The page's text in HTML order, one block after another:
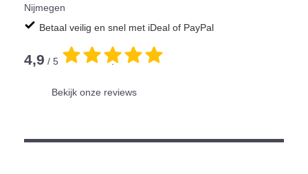
Nijmegen
Betaal veilig en snel met iDeal of PayPal
4,9 / 5 .
Bekijk onze reviews